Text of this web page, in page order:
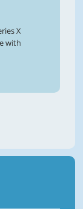
X
with